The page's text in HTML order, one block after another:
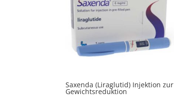
Saxenda (Liraglutid) Injektion zur
Gewichtsreduktion